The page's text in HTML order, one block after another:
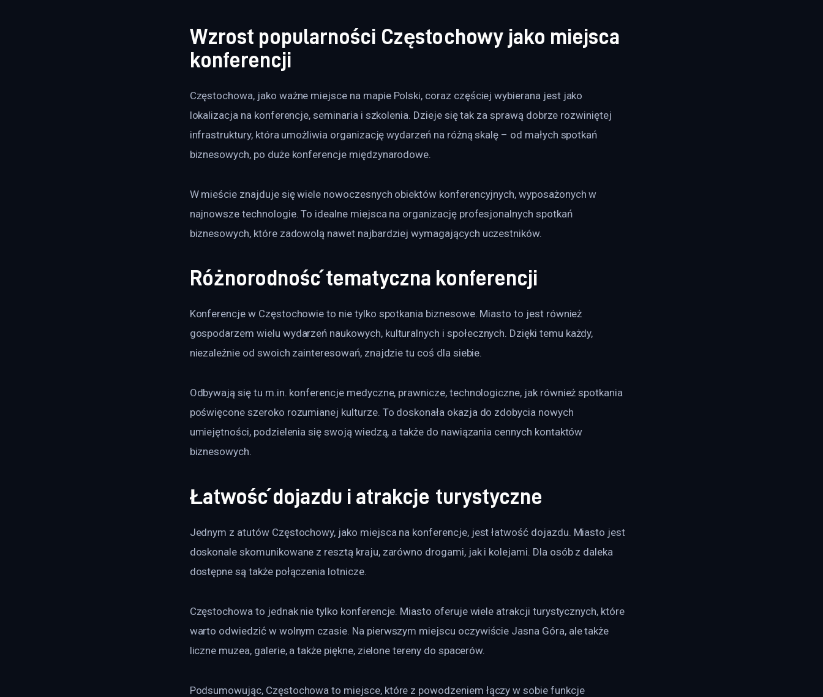
Wzrost popularności Częstochowy jako miejsca
konferencji
Częstochowa, jako ważne miejsce na mapie Polski, coraz częściej wybierana jest jako
lokalizacja na konferencje, seminaria i szkolenia. Dzieje się tak za sprawą dobrze rozwiniętej
infrastruktury, która umożliwia organizację wydarzeń na różną skalę – od małych spotkań
biznesowych, po duże konferencje międzynarodowe.
W mieście znajduje się wiele nowoczesnych obiektów konferencyjnych, wyposażonych w
najnowsze technologie. To idealne miejsca na organizację profesjonalnych spotkań
biznesowych, które zadowolą nawet najbardziej wymagających uczestników.
Różnorodność tematyczna konferencji
Konferencje w Częstochowie to nie tylko spotkania biznesowe. Miasto to jest również
gospodarzem wielu wydarzeń naukowych, kulturalnych i społecznych. Dzięki temu każdy,
niezależnie od swoich zainteresowań, znajdzie tu coś dla siebie.
Odbywają się tu m.in. konferencje medyczne, prawnicze, technologiczne, jak również spotkania
poświęcone szeroko rozumianej kulturze. To doskonała okazja do zdobycia nowych
umiejętności, podzielenia się swoją wiedzą, a także do nawiązania cennych kontaktów
biznesowych.
Łatwość dojazdu i atrakcje turystyczne
Jednym z atutów Częstochowy, jako miejsca na konferencje, jest łatwość dojazdu. Miasto jest
doskonale skomunikowane z resztą kraju, zarówno drogami, jak i kolejami. Dla osób z daleka
dostępne są także połączenia lotnicze.
Częstochowa to jednak nie tylko konferencje. Miasto oferuje wiele atrakcji turystycznych, które
warto odwiedzić w wolnym czasie. Na pierwszym miejscu oczywiście Jasna Góra, ale także
liczne muzea, galerie, a także piękne, zielone tereny do spacerów.
Podsumowując, Częstochowa to miejsce, które z powodzeniem łączy w sobie funkcje